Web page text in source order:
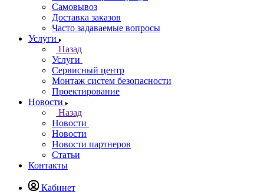
Самовывоз
Доставка заказов
Часто задаваемые вопросы
Услуги
Назад
Услуги
Сервисный центр
Монтаж систем безопасности
Проектирование
Новости
Назад
Новости
Новости
Новости партнеров
Статьи
Контакты
Кабинет